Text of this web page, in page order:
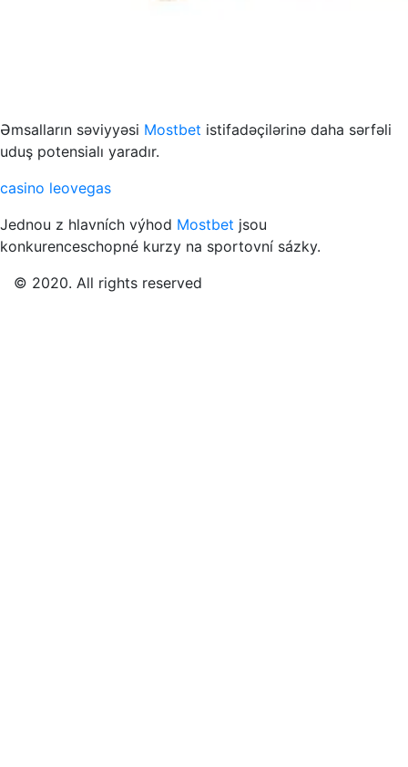
Əmsalların səviyyəsi Mostbet istifadəçilərinə daha sərfəli
uduş potensialı yaradır.
casino leovegas
Jednou z hlavních výhod Mostbet jsou
konkurenceschopné kurzy na sportovní sázky.
© 2020. All rights reserved